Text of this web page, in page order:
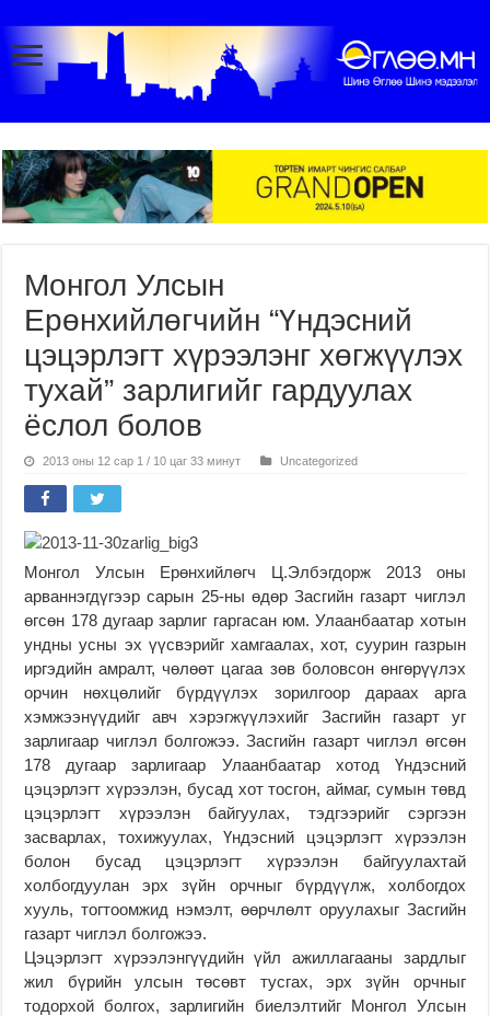
Монгол Улсын
Ерөнхийлөгчийн “Үндэсний
цэцэрлэгт хүрээлэнг хөгжүүлэх
тухай” зарлигийг гардуулах
ёслол болов
2013 оны 12 сар 1 / 10 цаг 33 минут Uncategorized
Монгол Улсын Ерөнхийлөгч Ц.Элбэгдорж 2013 оны
арваннэгдүгээр сарын 25-ны өдөр Засгийн газарт чиглэл
өгсөн 178 дугаар зарлиг гаргасан юм. Улаанбаатар хотын
ундны усны эх үүсвэрийг хамгаалах, хот, суурин газрын
иргэдийн амралт, чөлөөт цагаа зөв боловсон өнгөрүүлэх
орчин нөхцөлийг бүрдүүлэх зорилгоор дараах арга
хэмжээнүүдийг авч хэрэгжүүлэхийг Засгийн газарт уг
зарлигаар чиглэл болгожээ. Засгийн газарт чиглэл өгсөн
178 дугаар зарлигаар Улаанбаатар хотод Үндэсний
цэцэрлэгт хүрээлэн, бусад хот тосгон, аймаг, сумын төвд
цэцэрлэгт хүрээлэн байгуулах, тэдгээрийг сэргээн
засварлах, тохижуулах, Үндэсний цэцэрлэгт хүрээлэн
болон бусад цэцэрлэгт хүрээлэн байгуулахтай
холбогдуулан эрх зүйн орчныг бүрдүүлж, холбогдох
хууль, тогтоомжид нэмэлт, өөрчлөлт оруулахыг Засгийн
газарт чиглэл болгожээ.
Цэцэрлэгт хүрээлэнгүүдийн үйл ажиллагааны зардлыг
жил бүрийн улсын төсөвт тусгах, эрх зүйн орчныг
тодорхой болгох, зарлигийн биелэлтийг Монгол Улсын